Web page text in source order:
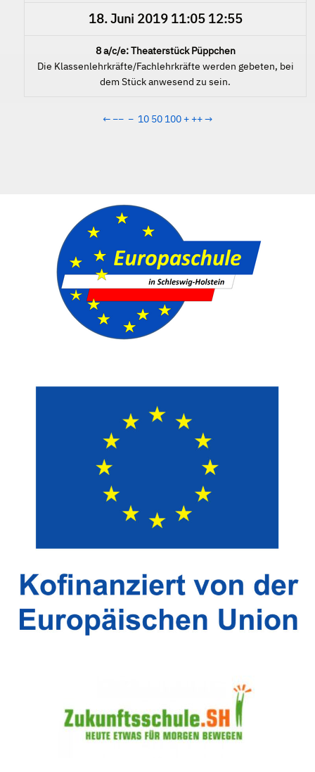
18. Juni 201911:05 12:55
8 a/c/e: Theaterstück Püppchen
Die Klassenlehrkräfte/Fachlehrkräfte werden gebeten, bei
dem Stück anwesend zu sein.
← −− − 10 50 100 + ++→